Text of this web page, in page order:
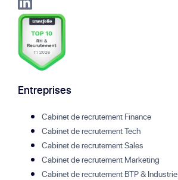
Entreprises
Cabinet de recrutement Finance
Cabinet de recrutement Tech
Cabinet de recrutement Sales
Cabinet de recrutement Marketing
Cabinet de recrutement BTP & Industrie